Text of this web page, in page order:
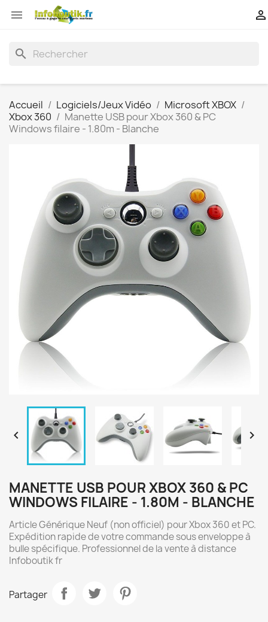
 
search
Accueil Logiciels/Jeux Vidéo
Microsoft XBOX
Xbox 360
Manette USB pour Xbox 360 & PC
Windows filaire - 1.80m - Blanche
 
MANETTE USB POUR XBOX 360 & PC
WINDOWS FILAIRE - 1.80M - BLANCHE
Article Générique Neuf (non officiel) pour Xbox 360 et PC.
Expédition rapide de votre commande sous enveloppe à
bulle spécifique. Professionnel de la vente à distance
Infoboutik fr
Partager